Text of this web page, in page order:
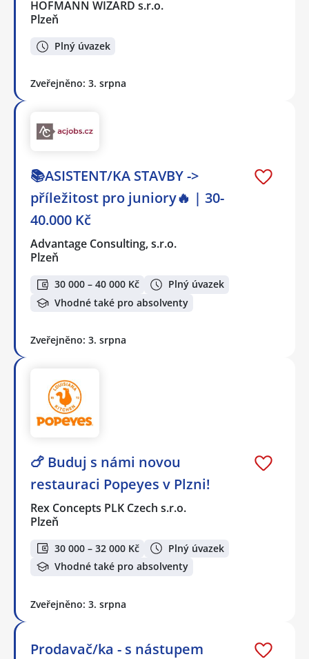
HOFMANN WIZARD s.r.o.
Plzeň
Plný úvazek
Zveřejněno: 3. srpna
📚ASISTENT/KA STAVBY ->
příležitost pro juniory🔥 | 30-
40.000 Kč
Advantage Consulting, s.r.o.
Plzeň
30 000 – 40 000 Kč
Plný úvazek
Vhodné také pro absolventy
Zveřejněno: 3. srpna
🍗 Buduj s námi novou
restauraci Popeyes v Plzni!
Rex Concepts PLK Czech s.r.o.
Plzeň
30 000 – 32 000 Kč
Plný úvazek
Vhodné také pro absolventy
Zveřejněno: 3. srpna
Prodavač/ka - s nástupem